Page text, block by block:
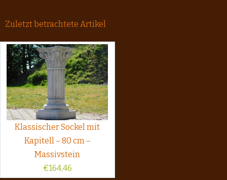
Zuletzt betrachtete Artikel
Klassischer Sockel mit
Kapitell – 80 cm –
Massivstein
€164,46